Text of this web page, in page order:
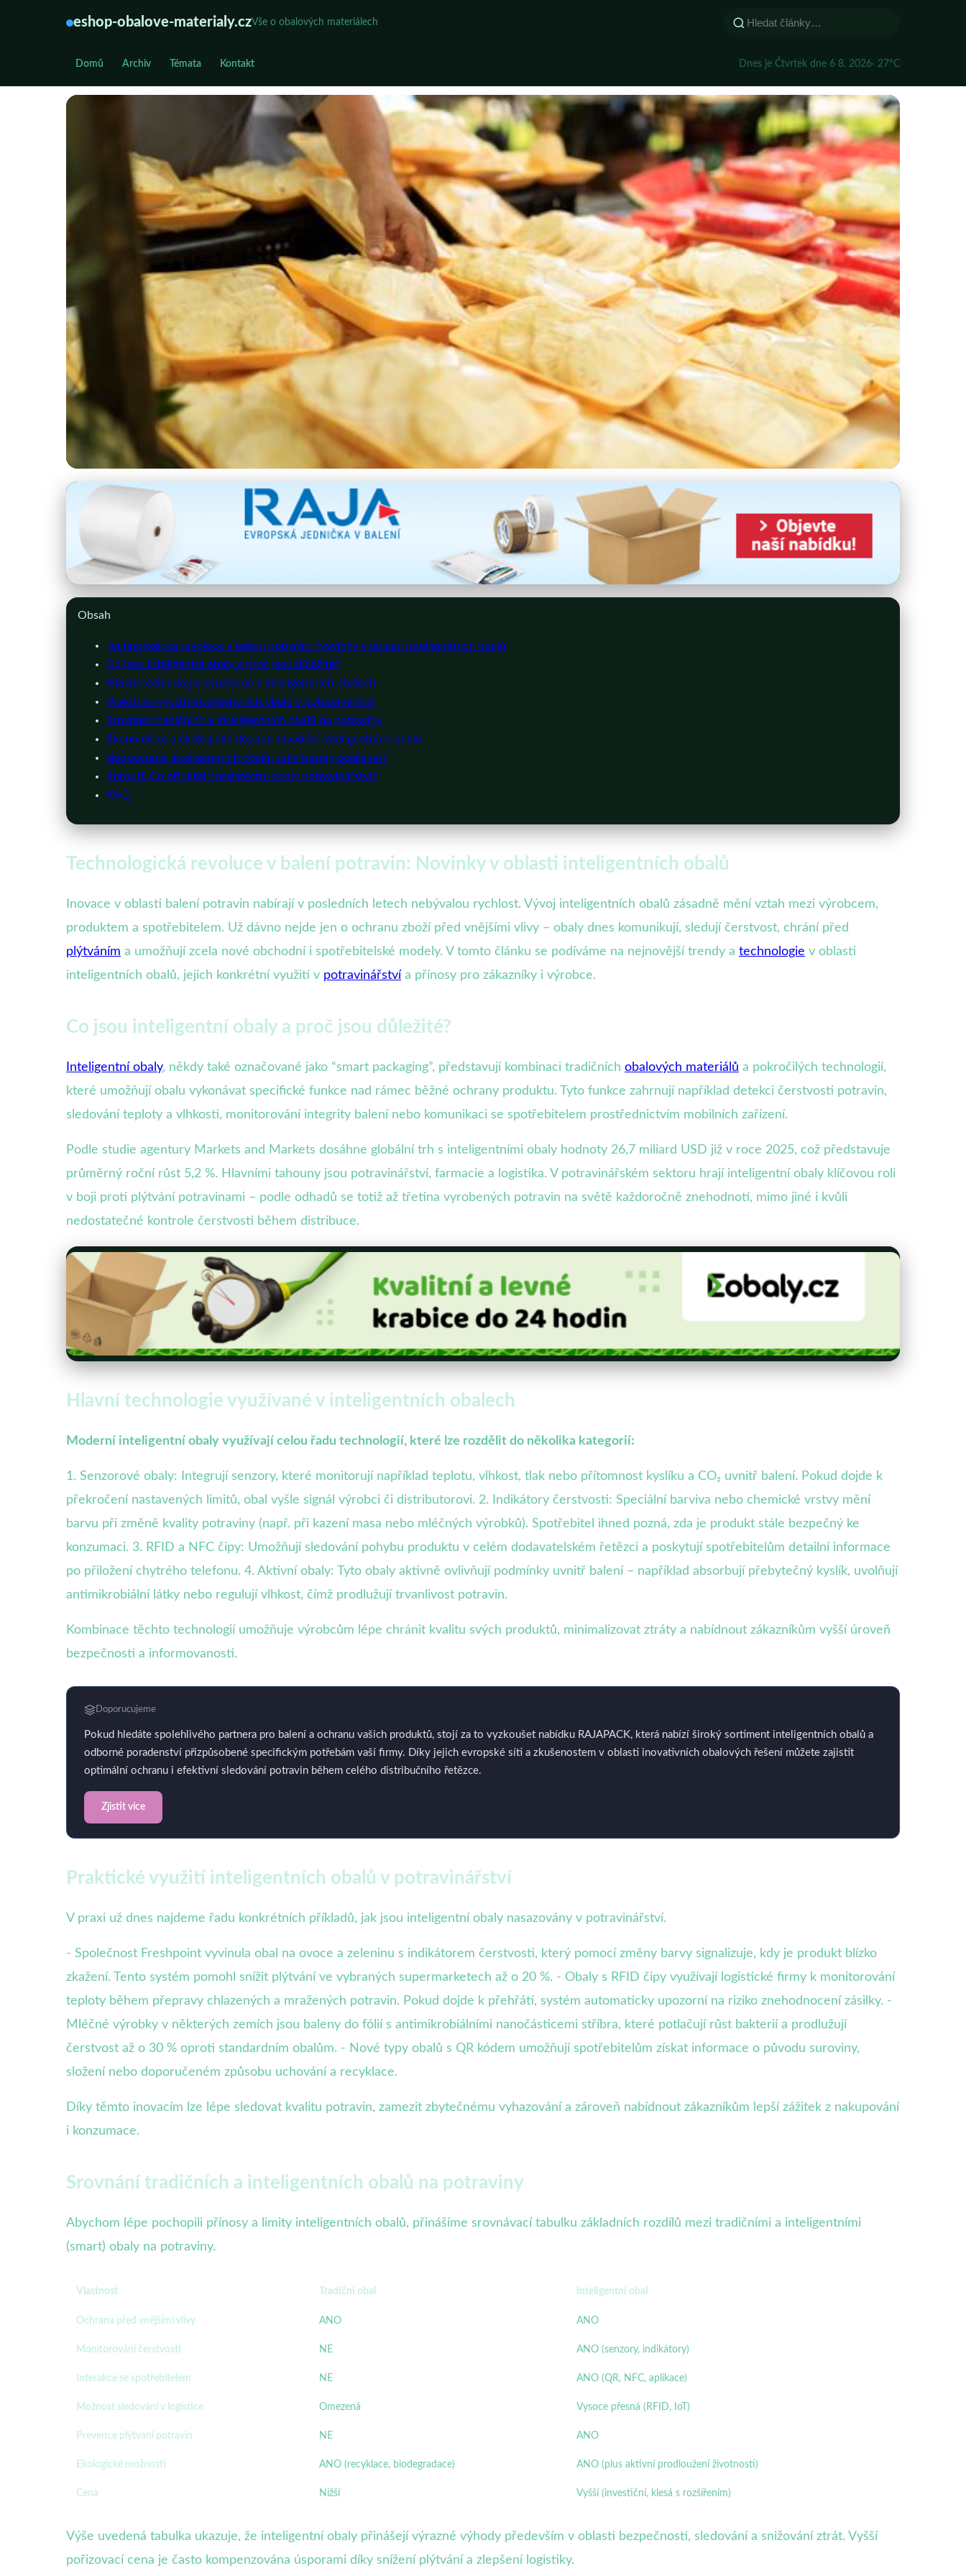
eshop-obalove-materialy.czVše o obalových materiálech
Domů Archiv Témata Kontakt Dnes je Čtvrtek dne 6 8. 2026· 27°C
eshop-obalove-materialy.cz
Inteligentní obaly: Revoluce v ochraně a sledování potravin
27. 6. 2026· 10 min čtení · Autor: Kristýna Malá
Obsah
Technologická revoluce v balení potravin: Novinky v oblasti inteligentních obalů
Co jsou inteligentní obaly a proč jsou důležité?
Hlavní technologie využívané v inteligentních obalech
Praktické využití inteligentních obalů v potravinářství
Srovnání tradičních a inteligentních obalů na potraviny
Ekonomické a ekologické dopady zavádění inteligentních obalů
Budoucnost inteligentních obalů: Jaké trendy očekávat?
Shrnutí: Co přinášejí inteligentní obaly potravinářství?
FAQ
Technologická revoluce v balení potravin: Novinky v oblasti inteligentních obalů
Inovace v oblasti balení potravin nabírají v posledních letech nebývalou rychlost. Vývoj inteligentních obalů zásadně mění vztah mezi výrobcem,
produktem a spotřebitelem. Už dávno nejde jen o ochranu zboží před vnějšími vlivy – obaly dnes komunikují, sledují čerstvost, chrání před
plýtváním a umožňují zcela nové obchodní i spotřebitelské modely. V tomto článku se podíváme na nejnovější trendy a technologie v oblasti
inteligentních obalů, jejich konkrétní využití v potravinářství a přínosy pro zákazníky i výrobce.
Co jsou inteligentní obaly a proč jsou důležité?
Inteligentní obaly, někdy také označované jako “smart packaging”, představují kombinaci tradičních obalových materiálů a pokročilých technologií,
které umožňují obalu vykonávat specifické funkce nad rámec běžné ochrany produktu. Tyto funkce zahrnují například detekci čerstvosti potravin,
sledování teploty a vlhkosti, monitorování integrity balení nebo komunikaci se spotřebitelem prostřednictvím mobilních zařízení.
Podle studie agentury Markets and Markets dosáhne globální trh s inteligentními obaly hodnoty 26,7 miliard USD již v roce 2025, což představuje
průměrný roční růst 5,2 %. Hlavními tahouny jsou potravinářství, farmacie a logistika. V potravinářském sektoru hrají inteligentní obaly klíčovou roli
v boji proti plýtvání potravinami – podle odhadů se totiž až třetina vyrobených potravin na světě každoročně znehodnotí, mimo jiné i kvůli
nedostatečné kontrole čerstvosti během distribuce.
Hlavní technologie využívané v inteligentních obalech
Moderní inteligentní obaly využívají celou řadu technologií, které lze rozdělit do několika kategorií:
1. Senzorové obaly: Integrují senzory, které monitorují například teplotu, vlhkost, tlak nebo přítomnost kyslíku a CO₂ uvnitř balení. Pokud dojde k
překročení nastavených limitů, obal vyšle signál výrobci či distributorovi. 2. Indikátory čerstvosti: Speciální barviva nebo chemické vrstvy mění
barvu při změně kvality potraviny (např. při kazení masa nebo mléčných výrobků). Spotřebitel ihned pozná, zda je produkt stále bezpečný ke
konzumaci. 3. RFID a NFC čipy: Umožňují sledování pohybu produktu v celém dodavatelském řetězci a poskytují spotřebitelům detailní informace
po přiložení chytrého telefonu. 4. Aktivní obaly: Tyto obaly aktivně ovlivňují podmínky uvnitř balení – například absorbují přebytečný kyslík, uvolňují
antimikrobiální látky nebo regulují vlhkost, čímž prodlužují trvanlivost potravin.
Kombinace těchto technologií umožňuje výrobcům lépe chránit kvalitu svých produktů, minimalizovat ztráty a nabídnout zákazníkům vyšší úroveň
bezpečnosti a informovanosti.
Doporucujeme
Pokud hledáte spolehlivého partnera pro balení a ochranu vašich produktů, stojí za to vyzkoušet nabídku RAJAPACK, která nabízí široký sortiment inteligentních obalů a
odborné poradenství přizpůsobené specifickým potřebám vaší firmy. Díky jejich evropské síti a zkušenostem v oblasti inovativních obalových řešení můžete zajistit
optimální ochranu i efektivní sledování potravin během celého distribučního řetězce.
Zjistit více
Praktické využití inteligentních obalů v potravinářství
V praxi už dnes najdeme řadu konkrétních příkladů, jak jsou inteligentní obaly nasazovány v potravinářství.
- Společnost Freshpoint vyvinula obal na ovoce a zeleninu s indikátorem čerstvosti, který pomocí změny barvy signalizuje, kdy je produkt blízko
zkažení. Tento systém pomohl snížit plýtvání ve vybraných supermarketech až o 20 %. - Obaly s RFID čipy využívají logistické firmy k monitorování
teploty během přepravy chlazených a mražených potravin. Pokud dojde k přehřátí, systém automaticky upozorní na riziko znehodnocení zásilky. -
Mléčné výrobky v některých zemích jsou baleny do fólií s antimikrobiálními nanočásticemi stříbra, které potlačují růst bakterií a prodlužují
čerstvost až o 30 % oproti standardním obalům. - Nové typy obalů s QR kódem umožňují spotřebitelům získat informace o původu suroviny,
složení nebo doporučeném způsobu uchování a recyklace.
Díky těmto inovacím lze lépe sledovat kvalitu potravin, zamezit zbytečnému vyhazování a zároveň nabídnout zákazníkům lepší zážitek z nakupování
i konzumace.
Srovnání tradičních a inteligentních obalů na potraviny
Abychom lépe pochopili přínosy a limity inteligentních obalů, přinášíme srovnávací tabulku základních rozdílů mezi tradičními a inteligentními
(smart) obaly na potraviny.
Vlastnost Tradiční obal Inteligentní obal
Ochrana před vnějšími vlivy ANO ANO
Monitorování čerstvosti NE ANO (senzory, indikátory)
Interakce se spotřebitelem NE ANO (QR, NFC, aplikace)
Možnost sledování v logistice Omezená Vysoce přesná (RFID, IoT)
Prevence plýtvání potravin NE ANO
Ekologické možnosti ANO (recyklace, biodegradace) ANO (plus aktivní prodloužení životnosti)
Cena Nižší Vyšší (investiční, klesá s rozšířením)
Výše uvedená tabulka ukazuje, že inteligentní obaly přinášejí výrazné výhody především v oblasti bezpečnosti, sledování a snižování ztrát. Vyšší
pořizovací cena je často kompenzována úsporami díky snížení plýtvání a zlepšení logistiky.